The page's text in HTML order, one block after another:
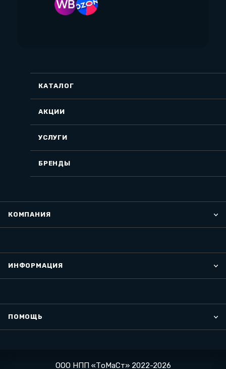
КАТАЛОГ
АКЦИИ
УСЛУГИ
БРЕНДЫ
КОМПАНИЯ
ИНФОРМАЦИЯ
ПОМОЩЬ
ООО НПП «ТоМаСт» 2022-2026